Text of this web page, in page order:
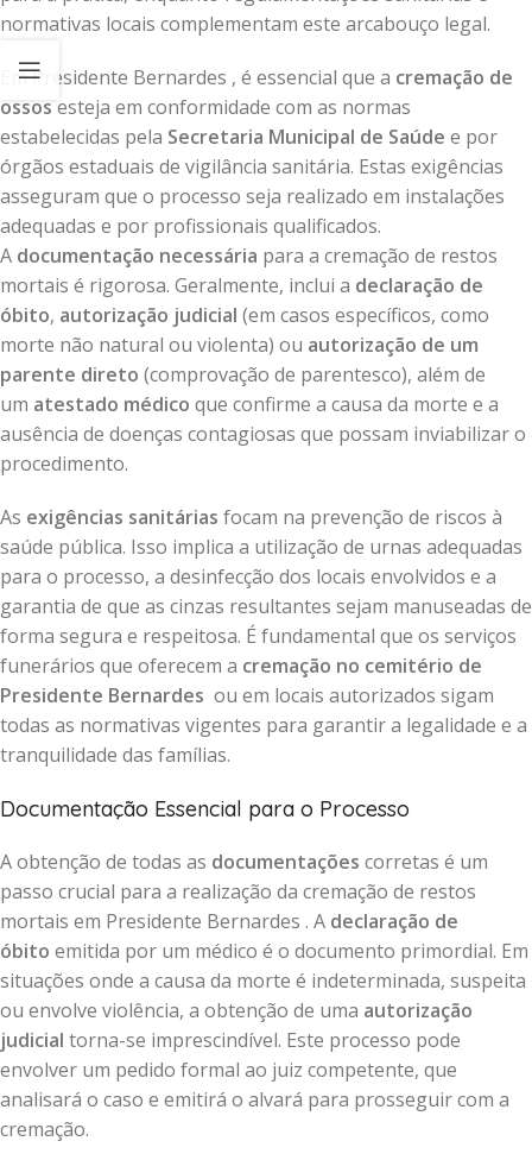
normativas locais complementam este arcabouço legal.
Em Presidente Bernardes , é essencial que a cremação de
ossos esteja em conformidade com as normas
estabelecidas pela Secretaria Municipal de Saúde e por
órgãos estaduais de vigilância sanitária. Estas exigências
asseguram que o processo seja realizado em instalações
adequadas e por profissionais qualificados.
A documentação necessária para a cremação de restos
mortais é rigorosa. Geralmente, inclui a declaração de
óbito, autorização judicial (em casos específicos, como
morte não natural ou violenta) ou autorização de um
parente direto (comprovação de parentesco), além de
um atestado médico que confirme a causa da morte e a
ausência de doenças contagiosas que possam inviabilizar o
procedimento.
As exigências sanitárias focam na prevenção de riscos à
saúde pública. Isso implica a utilização de urnas adequadas
para o processo, a desinfecção dos locais envolvidos e a
garantia de que as cinzas resultantes sejam manuseadas de
forma segura e respeitosa. É fundamental que os serviços
funerários que oferecem a cremação no cemitério de
Presidente Bernardes ou em locais autorizados sigam
todas as normativas vigentes para garantir a legalidade e a
tranquilidade das famílias.
Documentação Essencial para o Processo
A obtenção de todas as documentações corretas é um
passo crucial para a realização da cremação de restos
mortais em Presidente Bernardes . A declaração de
óbito emitida por um médico é o documento primordial. Em
situações onde a causa da morte é indeterminada, suspeita
ou envolve violência, a obtenção de uma autorização
judicial torna-se imprescindível. Este processo pode
envolver um pedido formal ao juiz competente, que
analisará o caso e emitirá o alvará para prosseguir com a
cremação.